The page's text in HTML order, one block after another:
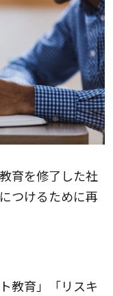
育を修了した社
つけるために再
教育」「リスキ